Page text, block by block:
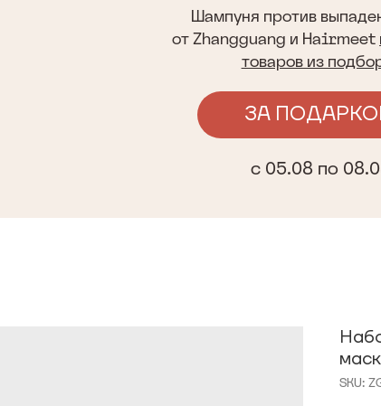
от Zhangguang и Hairmeetпри
товаров из подборки
с 05.08 по 08.08
SKU: